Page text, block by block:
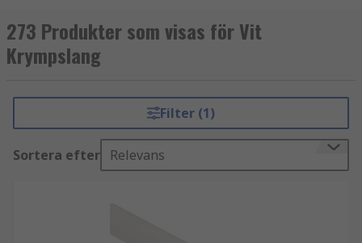
273 Produkter som visas för Vit
Krympslang
Filter (1)
Sortera efter Relevans